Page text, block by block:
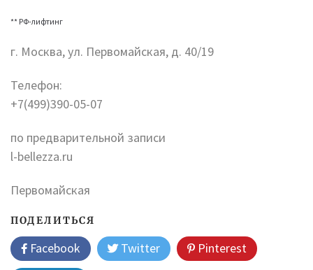
** РФ-лифтинг
г. Москва, ул. Первомайская, д. 40/19
Телефон:
+7(499)390-05-07
по предварительной записи
l-bellezza.ru
Первомайская
ПОДЕЛИТЬСЯ
Facebook Twitter
Pinterest